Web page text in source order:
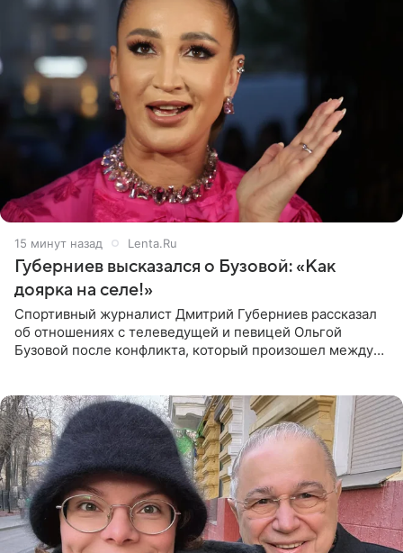
15 минут назад Lenta.Ru
Губерниев высказался о Бузовой: «Как
доярка на селе!»
Спортивный журналист Дмитрий Губерниев рассказал
об отношениях с телеведущей и певицей Ольгой
Бузовой после конфликта, который произошел между